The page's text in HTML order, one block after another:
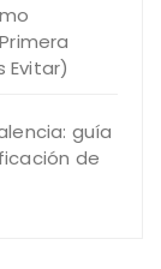
Evitar)
guía
de